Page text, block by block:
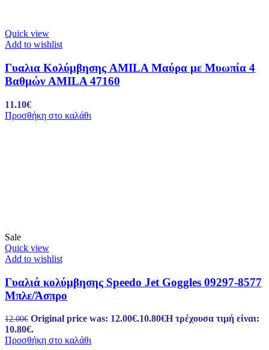
Quick view
Add to wishlist
Γυαλια Κολύμβησης AMILA Μαύρα με Μυωπία 4
Βαθμών AMILA 47160
11.10€
Προσθήκη στο καλάθι
Sale
Quick view
Add to wishlist
Γυαλιά κολύμβησης Speedo Jet Goggles 09297-8577
Μπλε/Άσπρο
12.00€ Original price was: 12.00€.10.80€Η τρέχουσα τιμή είναι:
10.80€.
Προσθήκη στο καλάθι